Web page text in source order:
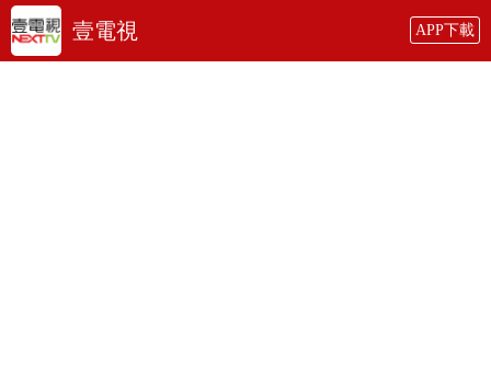
壹電視 APP下載